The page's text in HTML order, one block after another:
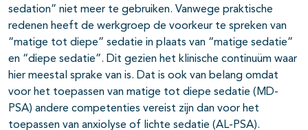
sedation” niet meer te gebruiken. Vanwege praktische
redenen heeft de werkgroep de voorkeur te spreken van
“matige tot diepe” sedatie in plaats van “matige sedatie”
en “diepe sedatie”. Dit gezien het klinische continuüm waar
hier meestal sprake van is. Dat is ook van belang omdat
voor het toepassen van matige tot diepe sedatie (MD-
PSA) andere competenties vereist zijn dan voor het
toepassen van anxiolyse of lichte sedatie (AL-PSA).